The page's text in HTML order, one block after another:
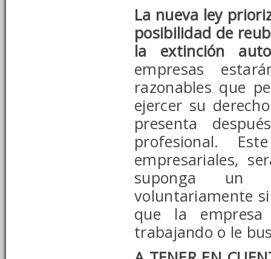
La nueva ley
posibilidad de
la extinción
empresas
razonables que
ejercer su
presenta
profesional.
empresariales,
suponga un
voluntariamente
que la
trabajando o le